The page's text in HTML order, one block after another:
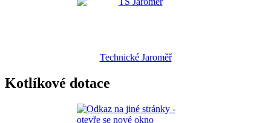
Technické Jaroměř
Kotlíkové dotace